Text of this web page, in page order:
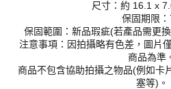
尺寸：約 16.1 x
保固期限
保固範圍：新品瑕疵(若產品需更
注意事項：因拍攝略有色差，圖片
商品為準
商品不包含協助拍攝之物品(例如卡
塞等)。